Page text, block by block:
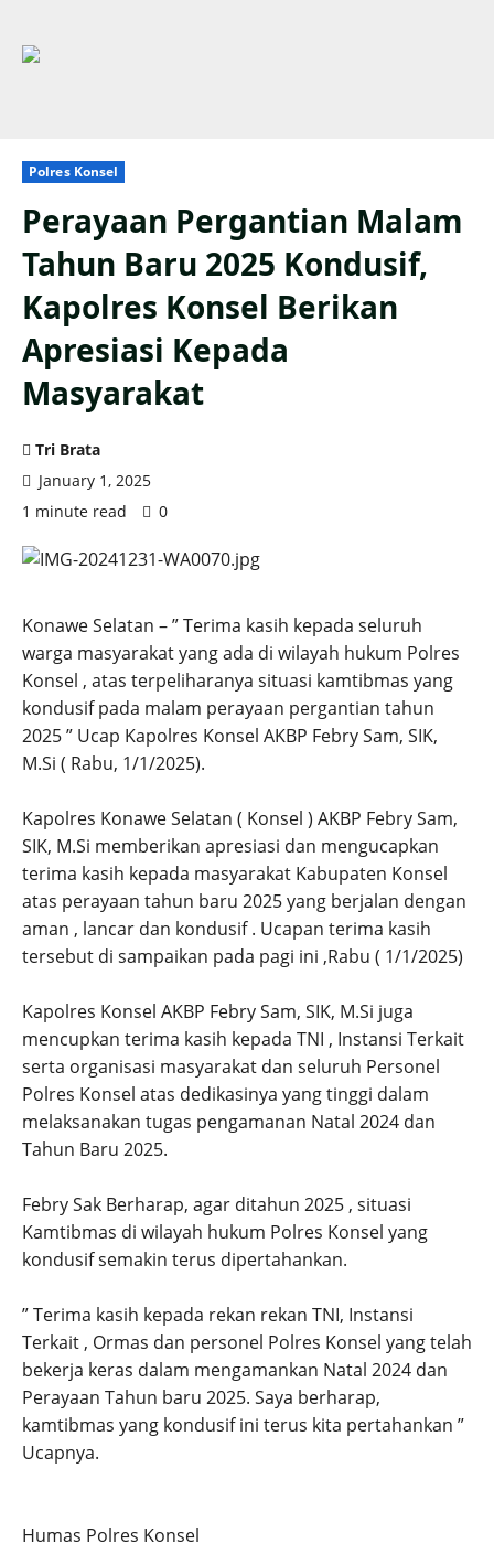
Polres Konsel
Perayaan Pergantian Malam
Tahun Baru 2025 Kondusif,
Kapolres Konsel Berikan
Apresiasi Kepada
Masyarakat
Tri Brata
January 1, 2025
1 minute read
0
Konawe Selatan – ” Terima kasih kepada seluruh
warga masyarakat yang ada di wilayah hukum Polres
Konsel , atas terpeliharanya situasi kamtibmas yang
kondusif pada malam perayaan pergantian tahun
2025 ” Ucap Kapolres Konsel AKBP Febry Sam, SIK,
M.Si ( Rabu, 1/1/2025).
Kapolres Konawe Selatan ( Konsel ) AKBP Febry Sam,
SIK, M.Si memberikan apresiasi dan mengucapkan
terima kasih kepada masyarakat Kabupaten Konsel
atas perayaan tahun baru 2025 yang berjalan dengan
aman , lancar dan kondusif . Ucapan terima kasih
tersebut di sampaikan pada pagi ini ,Rabu ( 1/1/2025)
Kapolres Konsel AKBP Febry Sam, SIK, M.Si juga
mencupkan terima kasih kepada TNI , Instansi Terkait
serta organisasi masyarakat dan seluruh Personel
Polres Konsel atas dedikasinya yang tinggi dalam
melaksanakan tugas pengamanan Natal 2024 dan
Tahun Baru 2025.
Febry Sak Berharap, agar ditahun 2025 , situasi
Kamtibmas di wilayah hukum Polres Konsel yang
kondusif semakin terus dipertahankan.
” Terima kasih kepada rekan rekan TNI, Instansi
Terkait , Ormas dan personel Polres Konsel yang telah
bekerja keras dalam mengamankan Natal 2024 dan
Perayaan Tahun baru 2025. Saya berharap,
kamtibmas yang kondusif ini terus kita pertahankan ”
Ucapnya.
Humas Polres Konsel